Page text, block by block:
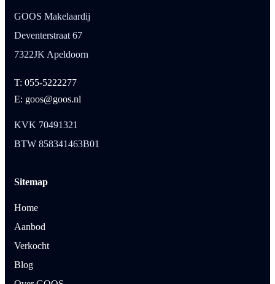
GOOS Makelaardij
Deventerstraat 67
7322JK Apeldoorn
T: 055-5222277
E: goos@goos.nl
KVK 70491321
BTW 858341463B01
Sitemap
Home
Aanbod
Verkocht
Blog